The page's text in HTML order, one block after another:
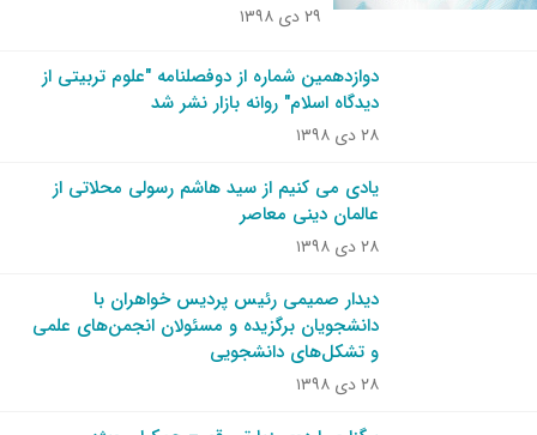
۲۹ دی ۱۳۹۸
دوازدهمین شماره از دوفصلنامه "علوم تربیتی از
دیدگاه اسلام" روانه بازار نشر شد
۲۸ دی ۱۳۹۸
یادی می کنیم از سید هاشم رسولی محلاتی از
عالمان دینی معاصر
۲۸ دی ۱۳۹۸
دیدار صمیمی رئیس پردیس خواهران با
دانشجویان برگزیده و مسئولان انجمن‌های علمی
و تشکل‌های دانشجویی
۲۸ دی ۱۳۹۸